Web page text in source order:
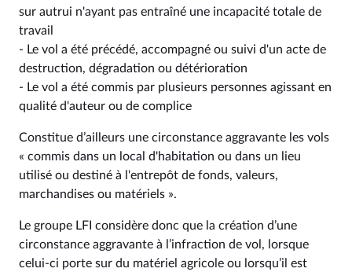
sur autrui n'ayant pas entraîné une incapacité totale de
travail
- Le vol a été précédé, accompagné ou suivi d'un acte de
destruction, dégradation ou détérioration
- Le vol a été commis par plusieurs personnes agissant en
qualité d'auteur ou de complice
Constitue d’ailleurs une circonstance aggravante les vols
« commis dans un local d'habitation ou dans un lieu
utilisé ou destiné à l'entrepôt de fonds, valeurs,
marchandises ou matériels ».
Le groupe LFI considère donc que la création d’une
circonstance aggravante à l’infraction de vol, lorsque
celui-ci porte sur du matériel agricole ou lorsqu’il est